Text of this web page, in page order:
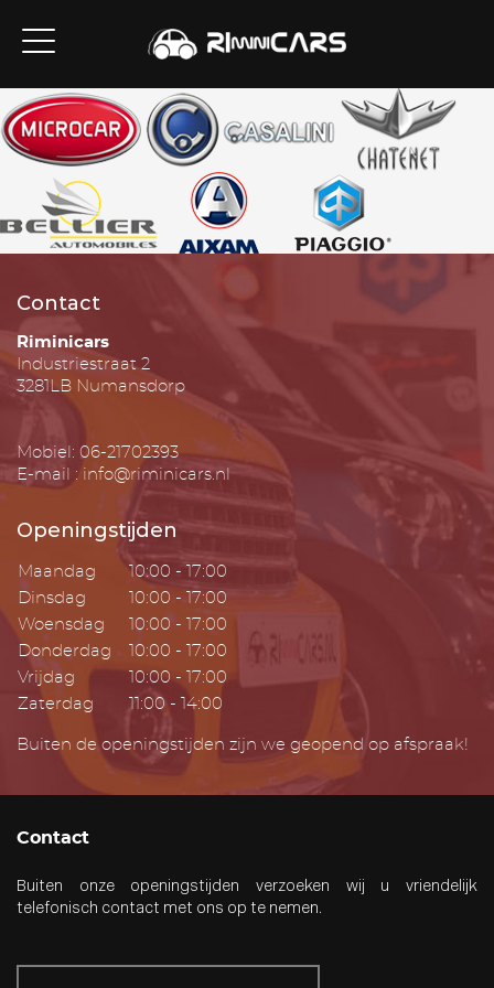
Contact
Riminicars
Industriestraat 2
3281LB Numansdorp
Mobiel: 06-21702393
E-mail : info@riminicars.nl
Openingstijden
Maandag
10:00 - 17:00
Dinsdag
10:00 - 17:00
Woensdag
10:00 - 17:00
Donderdag
10:00 - 17:00
Vrijdag
10:00 - 17:00
Zaterdag
11:00 - 14:00
Buiten de openingstijden zijn we geopend op afspraak!
Contact
Buiten onze openingstijden verzoeken wij u vriendelijk
telefonisch contact met ons op te nemen.